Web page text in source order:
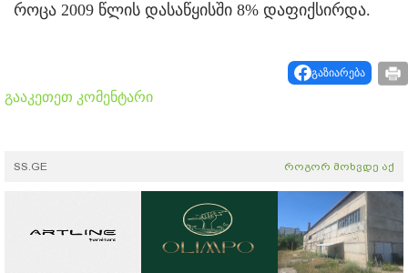
როცა 2009 წლის დასაწყისში 8% დაფიქსირდა.
გაზიარება
გააკეთეთ კომენტარი
SS.GE როგორ მოხვდე აქ